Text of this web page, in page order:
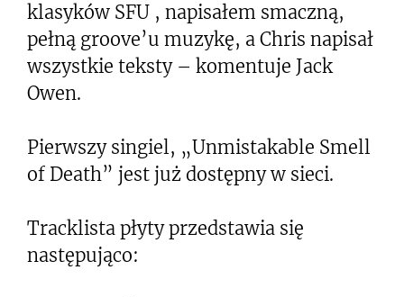
klasyków SFU , napisałem smaczną,
pełną groove’u muzykę, a Chris napisał
wszystkie teksty – komentuje Jack
Owen.
Pierwszy singiel, „Unmistakable Smell
of Death” jest już dostępny w sieci.
Tracklista płyty przedstawia się
następująco: